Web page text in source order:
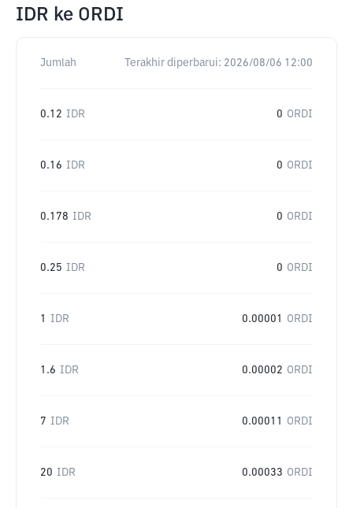
IDR ke ORDI
Jumlah Terakhir diperbarui: 2026/08/06 12:00
0.12 IDR 0 ORDI
0.16 IDR 0 ORDI
0.178 IDR 0 ORDI
0.25 IDR 0 ORDI
1 IDR 0.00001 ORDI
1.6 IDR 0.00002 ORDI
7 IDR 0.00011 ORDI
20 IDR 0.00033 ORDI